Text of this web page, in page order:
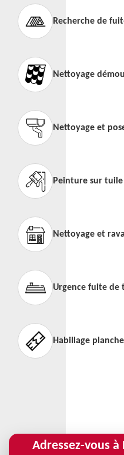
Recherche de
Nettoyage
Nettoyage et
Peinture sur
Nettoyage et
Urgence fuite de
Habillage
Adressez-vous